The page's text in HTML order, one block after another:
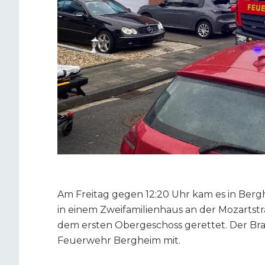
Am Freitag gegen 12:20 Uhr kam es in
in einem Zweifamilienhaus an der
dem ersten Obergeschoss gerettet. Der
Feuerwehr Bergheim mit.